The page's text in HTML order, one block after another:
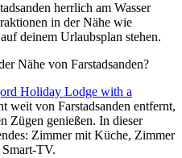
herrlich am Wasser
in der Nähe wie
deinem Urlaubsplan stehen.
Nähe von Farstadsanden?
Holiday Lodge with a
weit von Farstadsanden entfernt,
Zügen genießen. In dieser
Zimmer mit Küche, Zimmer
TV.